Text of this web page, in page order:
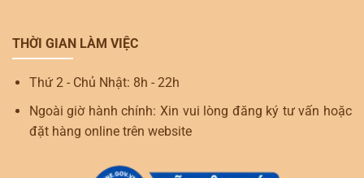
THỜI GIAN LÀM VIỆC
Thứ 2 - Chủ Nhật: 8h - 22h
Ngoài giờ hành chính: Xin vui lòng đăng ký tư vấn hoặc
đặt hàng online trên website